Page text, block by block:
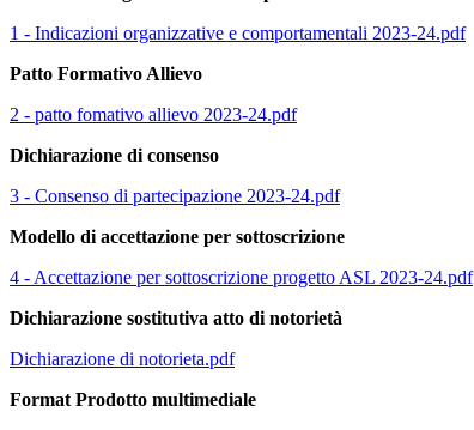
1 - Indicazioni organizzative e comportamentali 2023-24.pdf
Patto Formativo Allievo
2 - patto fomativo allievo 2023-24.pdf
Dichiarazione di consenso
3 - Consenso di partecipazione 2023-24.pdf
Modello di accettazione per sottoscrizione
4 - Accettazione per sottoscrizione progetto ASL 2023-24.pdf
Dichiarazione sostitutiva atto di notorietà
Dichiarazione di notorieta.pdf
Format Prodotto multimediale